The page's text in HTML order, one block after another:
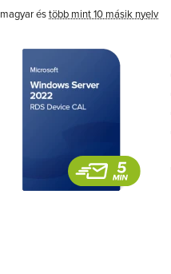
magyar éstöbb mint 10 másik nyelv